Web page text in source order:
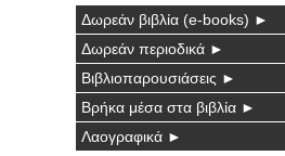
Δωρεάν βιβλία (e-books) ►
Δωρεάν περιοδικά ►
Βιβλιοπαρουσιάσεις ►
Βρήκα μέσα στα βιβλία ►
Λαογραφικά ►